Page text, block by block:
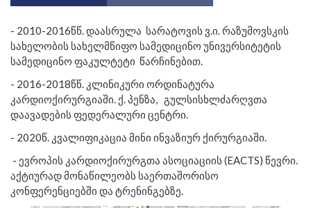
- 2010-2016წწ. დაასრულა სარატოვის ვ.ი. რაზუმოვსკის
სახელობის სახელმწიფო სამედიცინო უნივერსიტეტის
სამედიცინო ფაკულტეტი წარჩინებით.
- 2016-2018წწ. კლინიკური ორდინატურა
კარდიოქირურგიაში. ქ. პენზა, გულსისხლძარღვთა
დაავადების ფედერალური ცენტრი.
- 2020წ. კვალიფიკაცია მინი ინვაზიურ ქირურგიაში.
- ევროპის კარდიოქირურგთა ასოციაციის (EACTS) წევრი.
აქტიურად მონაწილეობს საერთაშორისო
კონფერენციებში და ტრენინგებზე.